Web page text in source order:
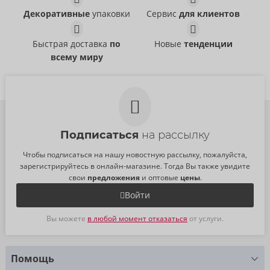
Стринги для страпона:
Лямки шириной 5 см, обхват бедер до 84 см (растягиваются и
регулируются). Переднее отверстие Ø 3 см.
вводимого стержня 16 см, Ø макс. 3,2 см.
- ORION Brand
- ORION Brand
89,95 €
Декоративныеупаковки Сервисдля клиентов
Быстрая доставка по
всему миру
Новые тенденции
Подписаться на рассылку
Чтобы подписаться на нашу новостную рассылку, пожалуйста,
зарегистрируйтесь в онлайн-магазине. Тогда Вы также увидите
свои предложенияи оптовые цены.
Войти
Вы можете в любой момент отказаться от услуги.
Помощь